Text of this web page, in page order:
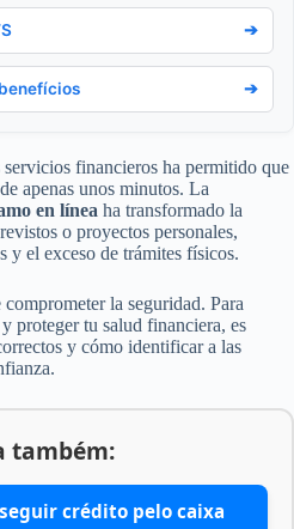
➔
➔
financieros ha permitido que
apenas unos minutos. La
en línea ha transformado la
o proyectos personales,
y el exceso de trámites físicos.
la seguridad. Para
proteger tu salud financiera, es
y cómo identificar a las
também:
crédito pelo caixa